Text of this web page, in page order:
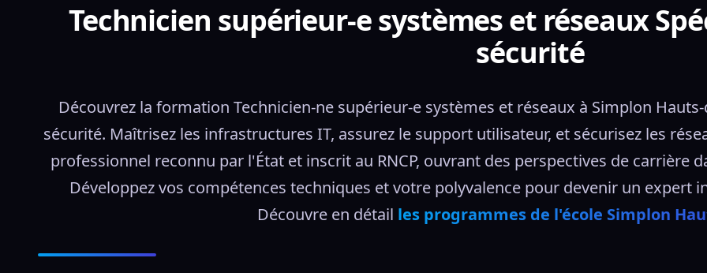
Technicien supérieur-e systèmes et réseaux
sécurité
Découvrez la formation Technicien-ne supérieur-e systèmes et réseaux à Simplon
sécurité. Maîtrisez les infrastructures IT, assurez le support utilisateur, et sécurisez les
professionnel reconnu par l'État et inscrit au RNCP, ouvrant des perspectives de carrière
Développez vos compétences techniques et votre polyvalence pour devenir un expert
Découvre en détail les programmes de l'école Simplon